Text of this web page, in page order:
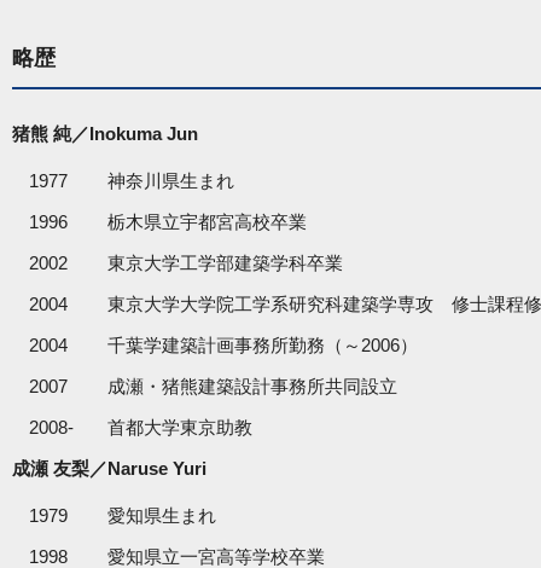
略歴
猪熊 純／Inokuma Jun
1977
神奈川県生まれ
1996
栃木県立宇都宮高校卒業
2002
東京大学工学部建築学科卒業
2004
東京大学大学院工学系研究科建築学専攻 修士課程
2004
千葉学建築計画事務所勤務（～2006）
2007
成瀬・猪熊建築設計事務所共同設立
2008-
首都大学東京助教
成瀬 友梨／Naruse Yuri
1979
愛知県生まれ
1998
愛知県立一宮高等学校卒業